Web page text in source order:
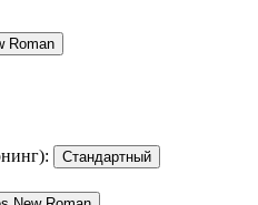
Roman
Стандартный